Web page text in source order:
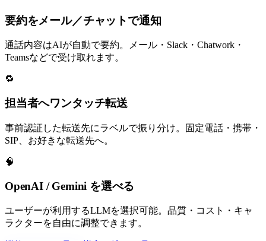
要約をメール／チャットで通知
通話内容はAIが自動で要約。メール・Slack・Chatwork・
Teamsなどで受け取れます。
🔁
担当者へワンタッチ転送
事前認証した転送先にラベルで振り分け。固定電話・携帯・
SIP、お好きな転送先へ。
🧠
OpenAI / Gemini を選べる
ユーザーが利用するLLMを選択可能。品質・コスト・キャ
ラクターを自由に調整できます。